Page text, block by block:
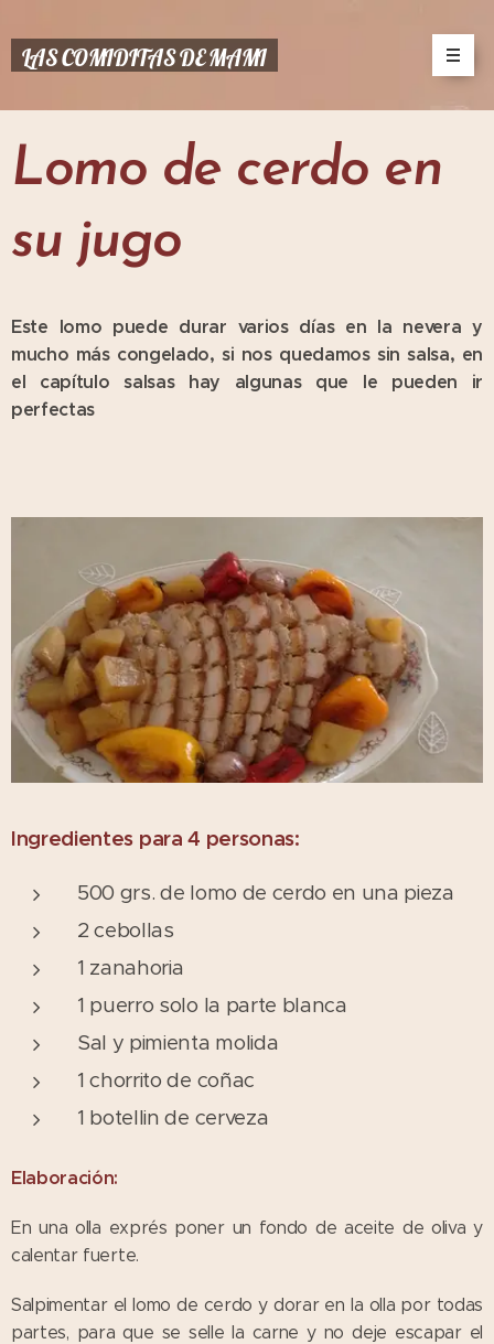
LAS COMIDITAS DE MAMI
Lomo de cerdo en
su jugo
Este lomo puede durar varios días en la nevera y
mucho más congelado, si nos quedamos sin salsa, en
el capítulo salsas hay algunas que le pueden ir
perfectas
Ingredientes para 4 personas:
500 grs. de lomo de cerdo en una pieza
2 cebollas
1 zanahoria
1 puerro solo la parte blanca
Sal y pimienta molida
1 chorrito de coñac
1 botellin de cerveza
Elaboración:
En una olla exprés poner un fondo de aceite de oliva y
calentar fuerte.
Salpimentar el lomo de cerdo y dorar en la olla por todas
partes, para que se selle la carne y no deje escapar el